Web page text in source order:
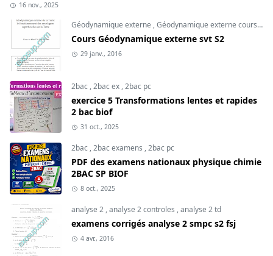
16 nov., 2025
Géodynamique externe ,Géodynamique externe cours ,
Cours Géodynamique externe svt S2
29 janv., 2016
2bac,2bac ex,2bac pc
exercice 5 Transformations lentes et rapides
2 bac biof
31 oct., 2025
2bac,2bac examens ,2bac pc
PDF des examens nationaux physique chimie
2BAC SP BIOF
8 oct., 2025
analyse 2,analyse 2 controles ,analyse 2 td
examens corrigés analyse 2 smpc s2 fsj
4 avr., 2016